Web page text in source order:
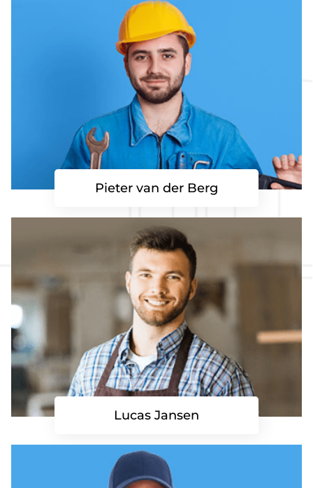
Pieter van der Berg
Lucas Jansen